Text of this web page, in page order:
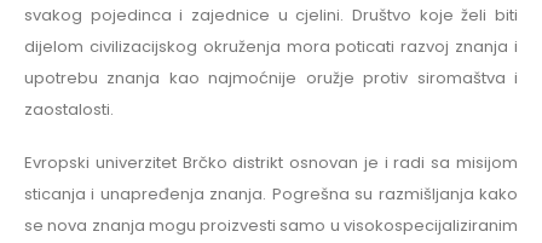
svakog pojedinca i zajednice u cjelini. Društvo koje želi biti
dijelom civilizacijskog okruženja mora poticati razvoj znanja i
upotrebu znanja kao najmoćnije oružje protiv siromaštva i
zaostalosti.
Evropski univerzitet Brčko distrikt osnovan je i radi sa misijom
sticanja i unapređenja znanja. Pogrešna su razmišljanja kako
se nova znanja mogu proizvesti samo u visokospecijaliziranim